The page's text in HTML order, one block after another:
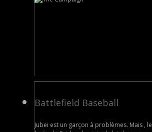
Battlefield Baseball
Jubei est un garçon à problèmes. Mais , le